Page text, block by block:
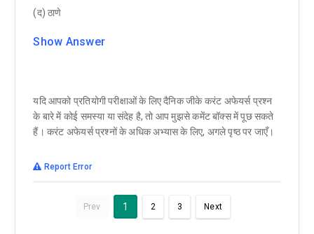
(द) ठाणे
Show Answer
यदि आपको प्रतियोगी परीक्षाओं के लिए दैनिक जीके करंट अफेयर्स प्रश्न
के बारे में कोई समस्या या संदेह है, तो आप मुझसे कमेंट बॉक्स में पूछ सकते
हैं। करंट अफेयर्स प्रश्नों के अधिक अभ्यास के लिए, अगले पृष्ठ पर जाएँ।
Report Error
Prev 1 2 3 Next